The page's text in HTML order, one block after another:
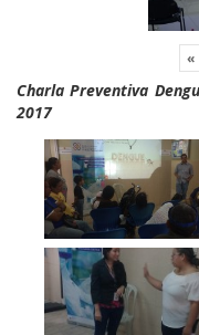
«
Charla Preventiva
2017